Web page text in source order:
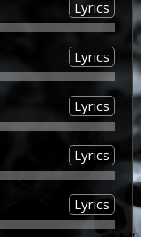
Lyrics
Lyrics
Lyrics
Lyrics
Lyrics